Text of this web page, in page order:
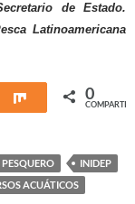
de Estado.
Latinoamericana
Compartir
0
COMPARTIR
INIDEP
ACUÁTICOS